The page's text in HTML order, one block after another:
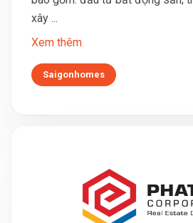
xây ...
Xem thêm
Saigonhomes